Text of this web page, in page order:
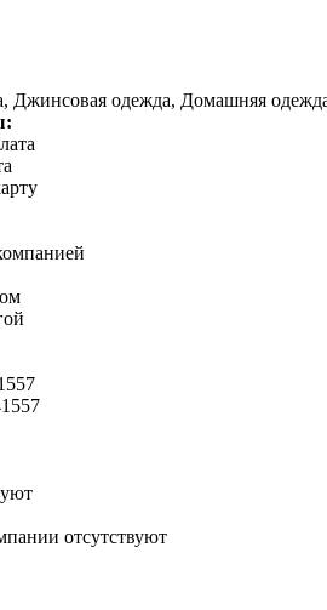
Джинсовая одежда, Домашняя
отсутствуют